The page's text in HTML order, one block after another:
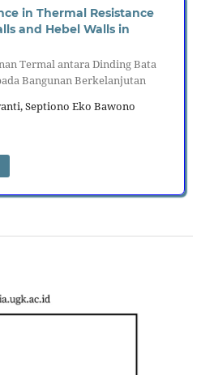
in Thermal Resistance
and Hebel Walls in
Termal antara Dinding Bata
Bangunan Berkelanjutan
Septiono Eko Bawono